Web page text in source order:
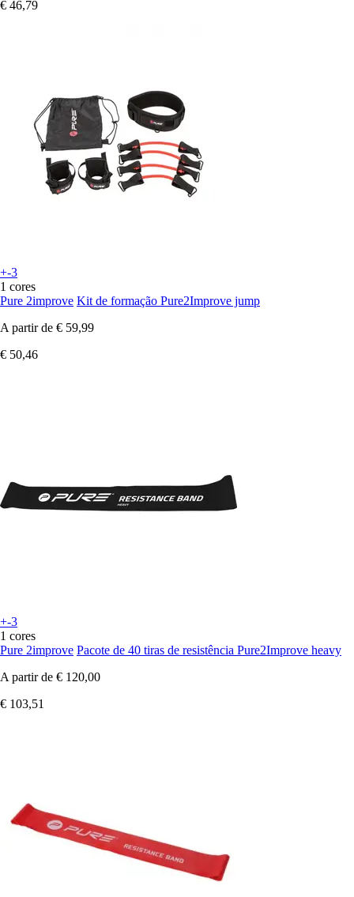
€ 46,79
+-3
1 cores
Pure 2improve Kit de formação Pure2Improve jump
A partir de € 59,99
€ 50,46
+-3
1 cores
Pure 2improve Pacote de 40 tiras de resistência Pure2Improve heavy
A partir de € 120,00
€ 103,51